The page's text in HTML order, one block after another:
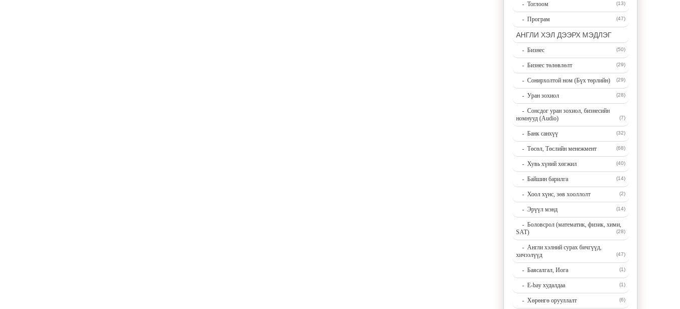
- Тоглоом (13)
- Програм (47)
АНГЛИ ХЭЛ ДЭЭРХ МЭДЛЭГ
- Бизнес (50)
- Бизнес төлөвлөлт (29)
- Сонирхолтой ном (Бүх төрлийн) (29)
- Уран зохиол (28)
- Сонсдог уран зохиол, бизнесийн
номнууд (Audio)
(7)
- Банк санхүү (32)
- Төсөл, Төслийн менежмент (68)
- Хувь хүний хөгжил (40)
- Байшин барилга (14)
- Хоол хүнс, зөв хооллолт (2)
- Эрүүл мэнд (14)
- Боловсрол (математик, физик, хими,
SAT)
(28)
- Англи хэлний сурах бичгүүд,
хичээлүүд
(47)
- Баясалгал, Иога (1)
- E-bay худалдаа (1)
- Хөрөнгө орууллалт (6)